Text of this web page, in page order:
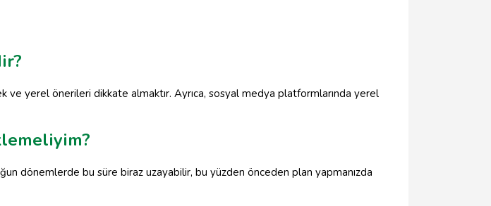
yerel önerileri dikkate almaktır. Ayrıca, sosyal medya platformlarında yerel
dönemlerde bu süre biraz uzayabilir, bu yüzden önceden plan yapmanızda